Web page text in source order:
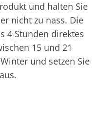
und halten Sie
nicht zu nass. Die
4 Stunden direktes
15 und 21
und setzen Sie